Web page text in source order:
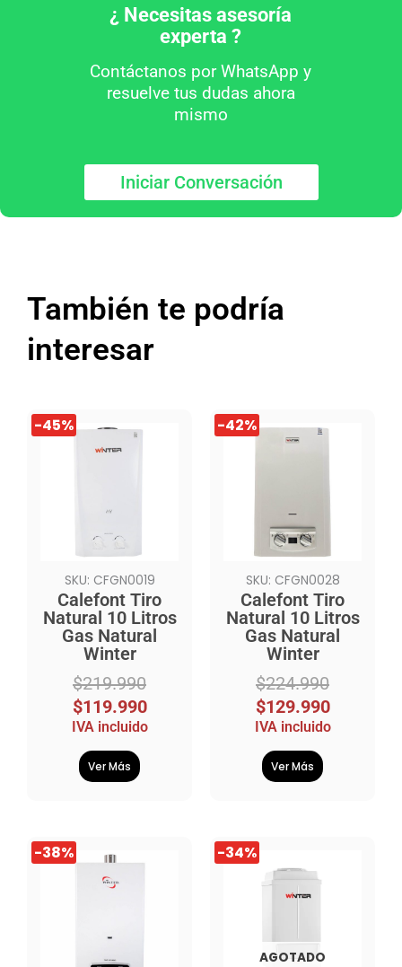
¿ Necesitas asesoría
experta ?
Contáctanos por WhatsApp y
resuelve tus dudas ahora
mismo
Iniciar Conversación
También te podría
interesar
-45%
SKU: CFGN0019
Calefont Tiro
Natural 10 Litros
Gas Natural
Winter
$219.990
El
precio
$219.990.
$119.990
El
precio
$119.990.
IVA incluido
Ver Más
-42%
SKU: CFGN0028
Calefont Tiro
Natural 10 Litros
Gas Natural
Winter
$224.990
El
precio
$224.990.
$129.990
El
precio
$129.990.
IVA incluido
Ver Más
-38%
El
precio
$299.990.
El
precio
$184.990.
-34%
AGOTADO
El
precio
$9.829.990.
El
precio
$6.469.990.